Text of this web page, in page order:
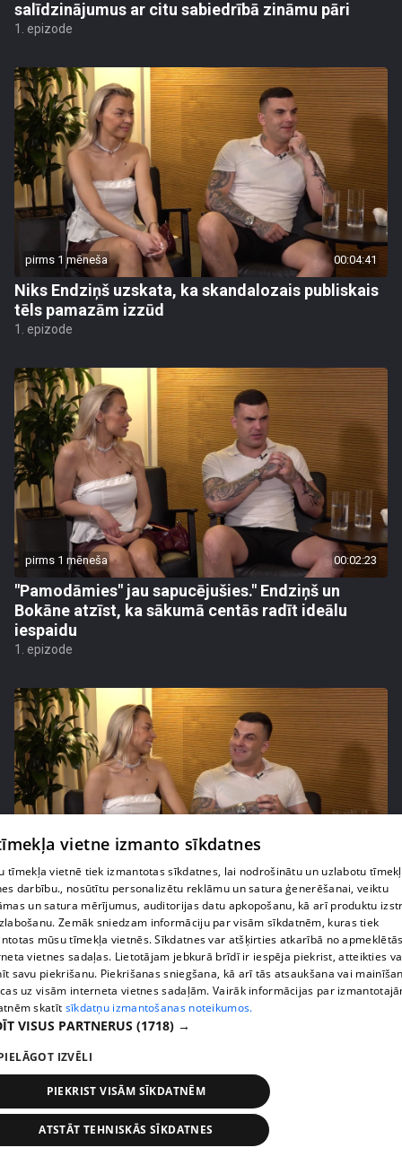
salīdzinājumus ar citu sabiedrībā zināmu pāri
1. epizode
pirms 1 mēneša 00:04:41
Niks Endziņš uzskata, ka skandalozais publiskais
tēls pamazām izzūd
1. epizode
pirms 1 mēneša 00:02:23
"Pamodāmies" jau sapucējušies." Endziņš un
Bokāne atzīst, ka sākumā centās radīt ideālu
iespaidu
1. epizode
pirms 1 mēneša, 1 nedēļas
Niks Endziņš sola – viņa un Sindijas kāzas būs vēl
iespaidīgākas par skaļo bildinājumu
1. epizode
vietne izmanto sīkdatnes
tīmekļa vietnē tiek izmantotas sīkdatnes, lai nodrošinātu un uzlabotu
darbību., nosūtītu personalizētu reklāmu un satura ģenerēšanai, veiktu
un satura mērījumus, auditorijas datu apkopošanu, kā arī produktu
Zemāk sniedzam informāciju par visām sīkdatnēm, kuras tiek
mūsu tīmekļa vietnēs. Sīkdatnes var atšķirties atkarībā no
vietnes sadaļas. Lietotājam jebkurā brīdī ir iespēja piekrist, atteikties
savu piekrišanu. Piekrišanas sniegšana, kā arī tās atsaukšana vai
uz visām interneta vietnes sadaļām. Vairāk informācijas par
skatīt sīkdatņu izmantošanas noteikumos.
VISUS PARTNERUS (1718) →
IZVĒLI
PIEKRIST VISĀM SĪKDATNĒM
ATSTĀT TEHNISKĀS SĪKDATNES